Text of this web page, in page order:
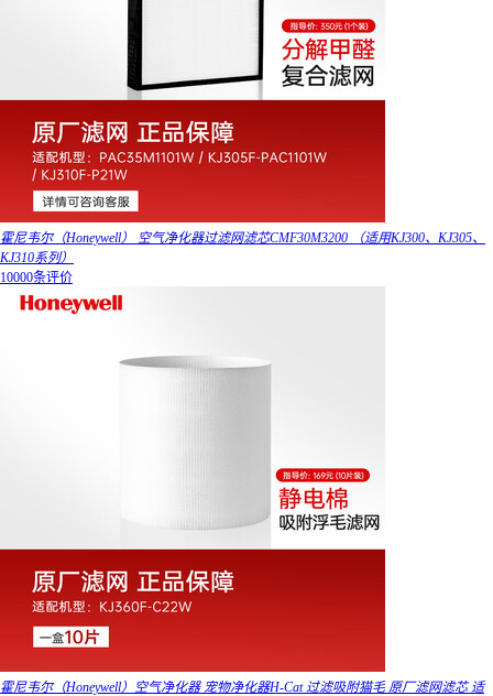
霍尼韦尔（Honeywell） 空气净化器过滤网滤芯CMF30M3200 （适用KJ300、KJ305、
KJ310系列）
10000条评价
霍尼韦尔（Honeywell）空气净化器 宠物净化器H-Cat 过滤吸附猫毛 原厂滤网滤芯 适